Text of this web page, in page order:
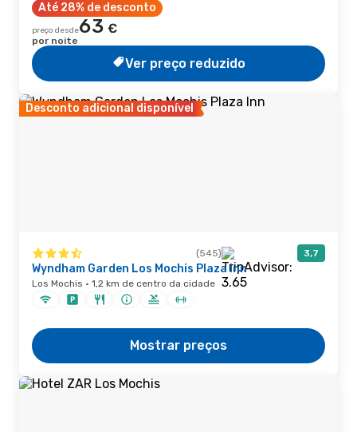
Até 28% de desconto
preço desde63 €
por noite
Ver preço reduzido
Desconto adicional disponível
(545) 3,7
Wyndham Garden Los Mochis Plaza Inn
Los Mochis · 1,2 km de centro da cidade
Mostrar preços